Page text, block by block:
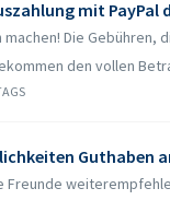
mit PayPal
Die Gebühren,
den vollen
Guthaben
Freunde